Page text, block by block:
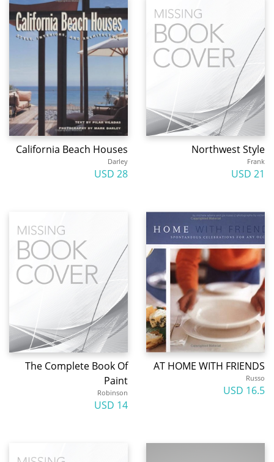
Northwest Style
Frank
21 USD
California Beach Houses
Darley
28 USD
AT HOME WITH FRIENDS
Russo
16.5 USD
The Complete Book Of
Paint
Robinson
14 USD